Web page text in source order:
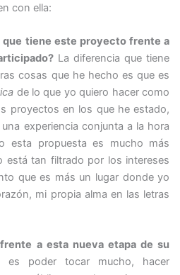
con ella:
que tiene este proyecto frente a
La diferencia que tiene
cosas que he hecho es que es
de lo que yo quiero hacer como
proyectos en los que he estado,
experiencia conjunta a la hora
esta propuesta es mucho más
tan filtrado por los intereses
que es más un lugar donde yo
mi propia alma en las letras
a esta nueva etapa de su
poder tocar mucho, hacer